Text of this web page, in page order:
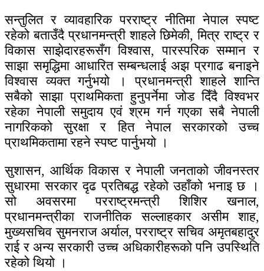
सन्तुलित र व्यावहारिक परराष्ट्र नीतिमा नेपाल स्पष्ट
रहेको बताउँदै प्रधानमन्त्री शाहले छिमेकी, मित्र राष्ट्र र
विकास साझेदारहरूसँग विश्वास, पारस्परिक सम्मान र
साझा समृद्धिमा आधारित सम्बन्धलाई अझ प्रगाढ बनाइने
विश्वास व्यक्त गर्नुभयो । प्रधानमन्त्री शाहले शान्ति
सबैको साझा प्राथमिकता हुनुपर्नेमा जोड दिँदै विश्वभर
रहेका नेपाली समुदाय एवं श्रम गर्न गएका सबै नेपाली
नागरिकको सुरक्षा र हित नेपाल सरकारको उच्च
प्राथमिकतामा रहने स्पष्ट पार्नुभयो ।
सुशासन, आर्थिक विकास र नेपाली जनताको जीवनस्तर
सुधारमा सरकार दृढ प्रतिबद्ध रहेको उहाँको भनाइ छ ।
सो अवसरमा परराष्ट्रमन्त्री शिशिर खनाल,
प्रधानमन्त्रीका राजनीतिक सल्लाहकार असीम शाह,
मुख्यसचिव सुमनराज अर्याल, परराष्ट्र सचिव अमृतबहादुर
राई र अन्य सरकारी उच्च अधिकारीहरूको पनि उपस्थिति
रहेको थियो ।